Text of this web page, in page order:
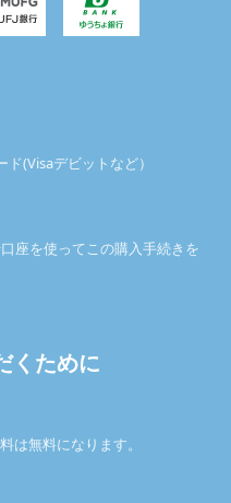
(Visaデビットなど）
座を使ってこの購入手続きを
くために
は無料になります。